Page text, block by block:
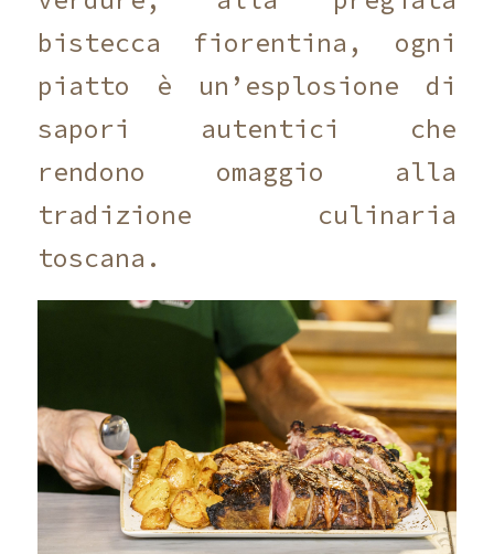
bistecca fiorentina, ogni
piatto è un’esplosione di
sapori autentici che
rendono omaggio alla
tradizione culinaria
toscana.